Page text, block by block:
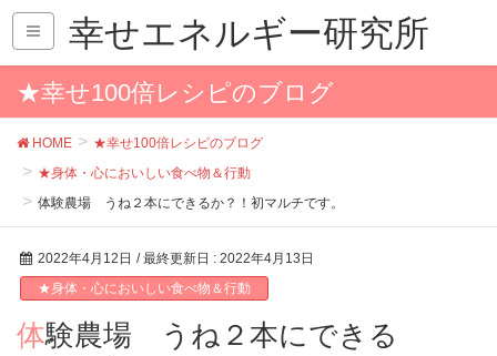
幸せエネルギー研究所
★幸せ100倍レシピのブログ
HOME
★幸せ100倍レシピのブログ
★身体・心においしい食べ物＆行動
体験農場 うね２本にできるか？！初マルチです。
2022年4月12日 / 最終更新日 : 2022年4月13日
★身体・心においしい食べ物＆行動
体験農場 うね２本にできる